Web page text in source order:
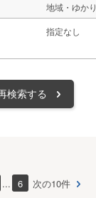
地域・ゆかり
指定なし
検索する
... 6 次の10件